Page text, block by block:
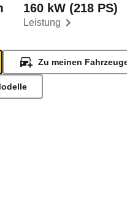
Leistung
160 kW (218 PS)
Zu meinen